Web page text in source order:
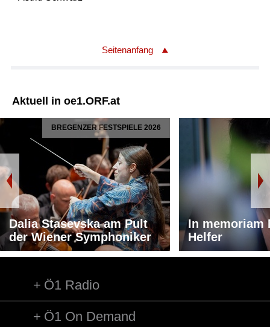
Seitenanfang
Aktuell in oe1.ORF.at
BREGENZER FESTSPIELE 2026
Dalia Stasevska am Pult
der Wiener Symphoniker
In memoriam
Helfer
Ö1 Radio
Ö1 On Demand